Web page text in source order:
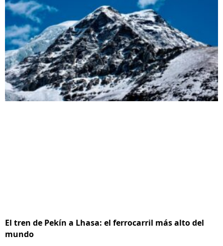
El tren de Pekín a Lhasa: el ferrocarril más alto del
mundo